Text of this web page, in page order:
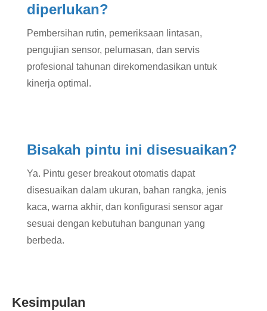
diperlukan?
Pembersihan rutin, pemeriksaan lintasan,
pengujian sensor, pelumasan, dan servis
profesional tahunan direkomendasikan untuk
kinerja optimal.
Bisakah pintu ini disesuaikan?
Ya. Pintu geser breakout otomatis dapat
disesuaikan dalam ukuran, bahan rangka, jenis
kaca, warna akhir, dan konfigurasi sensor agar
sesuai dengan kebutuhan bangunan yang
berbeda.
Kesimpulan